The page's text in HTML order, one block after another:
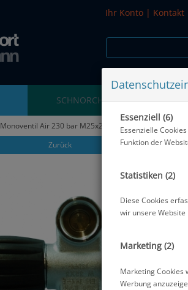
Ihr Konto | Kontakt
SCHNORCHELN
Monoventil Air 230 bar M25x2EN144 - erweiterbar -
Zurück
Essenziell (6)
Essenzielle
Funktion der
Statistiken (2)
Diese Cookies
wir unsere
Marketing (2)
Marketing Cookies
Werbung